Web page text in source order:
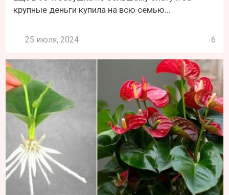
крупные деньги купила на всю семью...
25 июля, 2024 6